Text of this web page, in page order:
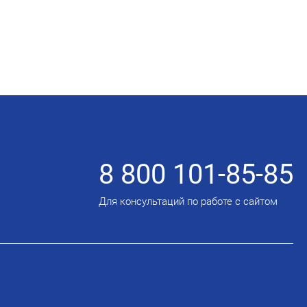
8 800 101-85-85
Для консультаций по работе с сайтом